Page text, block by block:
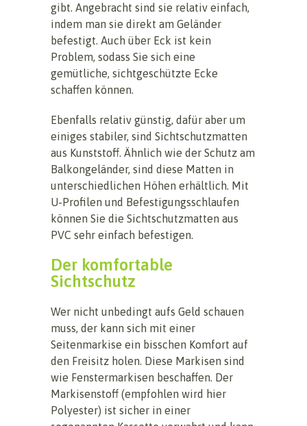
gibt. Angebracht sind sie relativ einfach,
indem man sie direkt am Geländer
befestigt. Auch über Eck ist kein
Problem, sodass Sie sich eine
gemütliche, sichtgeschützte Ecke
schaffen können.
Ebenfalls relativ günstig, dafür aber um
einiges stabiler, sind Sichtschutzmatten
aus Kunststoff. Ähnlich wie der Schutz am
Balkongeländer, sind diese Matten in
unterschiedlichen Höhen erhältlich. Mit
U-Profilen und Befestigungsschlaufen
können Sie die Sichtschutzmatten aus
PVC sehr einfach befestigen.
Der komfortable
Sichtschutz
Wer nicht unbedingt aufs Geld schauen
muss, der kann sich mit einer
Seitenmarkise ein bisschen Komfort auf
den Freisitz holen. Diese Markisen sind
wie Fenstermarkisen beschaffen. Der
Markisenstoff (empfohlen wird hier
Polyester) ist sicher in einer